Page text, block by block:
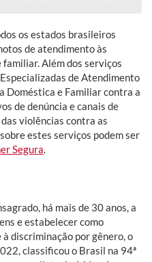
os estados brasileiros
de atendimento às
Além dos serviços
de Atendimento
Doméstica e Familiar contra a
de denúncia e canais de
violências contra as
estes serviços podem ser
Segura.
há mais de 30 anos, a
e estabelecer como
discriminação por gênero, o
classificou o Brasil na 94ª